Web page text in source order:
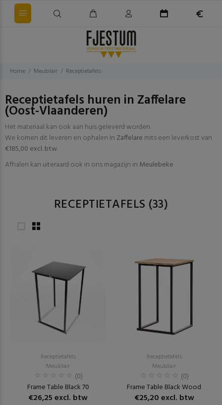
Home Meubilair Receptietafels
Receptietafels huren in Zaffelare
(Oost-Vlaanderen)
Het materiaal kan ook aan huis geleverd worden.
We komen dit leveren en ophalen In Zaffelare mits een leverkost van
€185,00 excl. btw.
Afhalen kan uiteraard ook in ons magazijn in Meulebeke
RECEPTIETAFELS (33)
Receptietafels
Meubilair
(0)
Frame Table Black 70
€26,25 excl. btw
Receptietafels
Meubilair
(0)
Frame Table Black Wood
€25,20 excl. btw